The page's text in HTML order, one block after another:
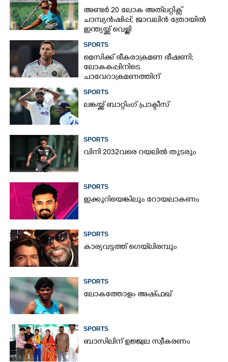
അണ്ടർ 20 ലോക അത്‌ലറ്റിക്സ്
ചാമ്പ്യൻഷിപ്പ്; ജാവലിൻ ത്രോയിൽ
ഇന്ത്യയ്ക്ക് വെള്ളി
SPORTS
മെസിക്ക് ഭീകരാക്രമണ ഭീഷണി;
ലോകകപ്പിനിടെ
ചാവേറാക്രമണത്തിന്
പദ്ധതിയിട്ടിരുന്നതായി റിപ്പോർട്ട്
SPORTS
ലങ്കയ്ക്ക് ബാറ്റിംഗ് പ്രാക്ടീസ്
SPORTS
വിനി 2032വരെ റയലിൽ തുടരും
SPORTS
ഇക്കുറിയെങ്കിലും റോയലാകണം
SPORTS
കാര്യവട്ടത്ത് ഗെയ്‌ലിരമ്പും
SPORTS
ലോകത്തോളം അഷ്ഫഖ്
SPORTS
ബാസിലിന് ഉജ്ജ്വല സ്വീകരണം